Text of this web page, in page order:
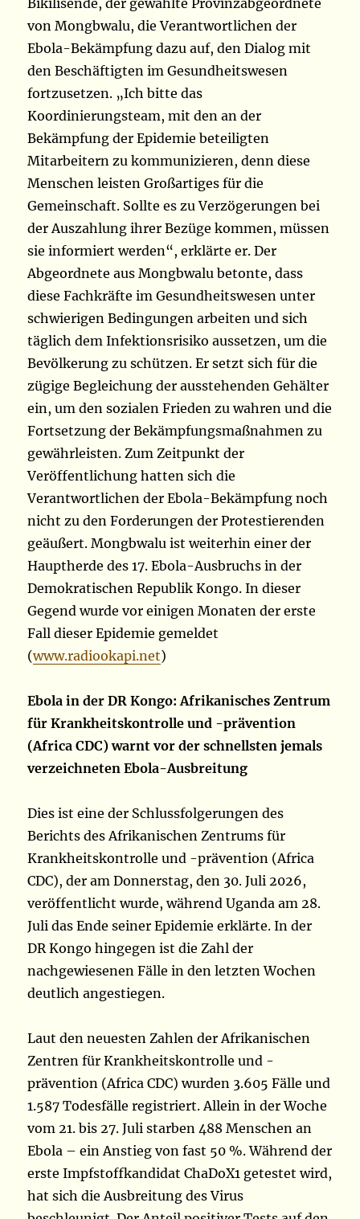
Bikilisende, der gewählte Provinzabgeordnete
von Mongbwalu, die Verantwortlichen der
Ebola-Bekämpfung dazu auf, den Dialog mit
den Beschäftigten im Gesundheitswesen
fortzusetzen. „Ich bitte das
Koordinierungsteam, mit den an der
Bekämpfung der Epidemie beteiligten
Mitarbeitern zu kommunizieren, denn diese
Menschen leisten Großartiges für die
Gemeinschaft. Sollte es zu Verzögerungen bei
der Auszahlung ihrer Bezüge kommen, müssen
sie informiert werden“, erklärte er. Der
Abgeordnete aus Mongbwalu betonte, dass
diese Fachkräfte im Gesundheitswesen unter
schwierigen Bedingungen arbeiten und sich
täglich dem Infektionsrisiko aussetzen, um die
Bevölkerung zu schützen. Er setzt sich für die
zügige Begleichung der ausstehenden Gehälter
ein, um den sozialen Frieden zu wahren und die
Fortsetzung der Bekämpfungsmaßnahmen zu
gewährleisten. Zum Zeitpunkt der
Veröffentlichung hatten sich die
Verantwortlichen der Ebola-Bekämpfung noch
nicht zu den Forderungen der Protestierenden
geäußert. Mongbwalu ist weiterhin einer der
Hauptherde des 17. Ebola-Ausbruchs in der
Demokratischen Republik Kongo. In dieser
Gegend wurde vor einigen Monaten der erste
Fall dieser Epidemie gemeldet
(www.radiookapi.net)
Ebola in der DR Kongo: Afrikanisches Zentrum
für Krankheitskontrolle und -prävention
(Africa CDC) warnt vor der schnellsten jemals
verzeichneten Ebola-Ausbreitung
Dies ist eine der Schlussfolgerungen des
Berichts des Afrikanischen Zentrums für
Krankheitskontrolle und -prävention (Africa
CDC), der am Donnerstag, den 30. Juli 2026,
veröffentlicht wurde, während Uganda am 28.
Juli das Ende seiner Epidemie erklärte. In der
DR Kongo hingegen ist die Zahl der
nachgewiesenen Fälle in den letzten Wochen
deutlich angestiegen.
Laut den neuesten Zahlen der Afrikanischen
Zentren für Krankheitskontrolle und -
prävention (Africa CDC) wurden 3.605 Fälle und
1.587 Todesfälle registriert. Allein in der Woche
vom 21. bis 27. Juli starben 488 Menschen an
Ebola – ein Anstieg von fast 50 %. Während der
erste Impfstoffkandidat ChaDoX1 getestet wird,
hat sich die Ausbreitung des Virus